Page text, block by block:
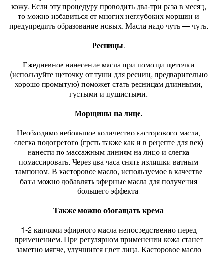
кожу. Если эту процедуру проводить два-три раза в месяц,
то можно избавиться от многих неглубоких морщин и
предупредить образование новых. Масла надо чуть — чуть.
Ресницы.
Ежедневное нанесение масла при помощи щеточки
(используйте щеточку от туши для ресниц, предварительно
хорошо промытую) поможет стать ресницам длинными,
густыми и пушистыми.
Морщины на лице.
Необходимо небольшое количество касторового масла,
слегка подогретого (греть также как и в рецепте для век)
нанести по массажным линиям на лицо и слегка
помассировать. Через два часа снять излишки ватным
тампоном. В касторовое масло, используемое в качестве
базы можно добавлять эфирные масла для получения
большего эффекта.
Также можно обогащать крема
1-2 каплями эфирного масла непосредственно перед
применением. При регулярном применении кожа станет
заметно мягче, улучшится цвет лица. Касторовое масло